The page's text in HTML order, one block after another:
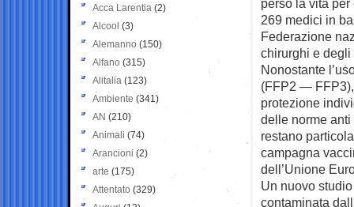
perso la vita
269 medici in
Federazione
chirurghi e
Nonostante
(FFP2 —
protezione
delle norme
restano
campagna
dell’Unione
Un nuovo
contaminata
Acca Larentia (2)
Alcool (3)
Alemanno (150)
Alfano (315)
Alitalia (123)
Ambiente (341)
AN (210)
Animali (74)
Arancioni (2)
arte (175)
Attentato (329)